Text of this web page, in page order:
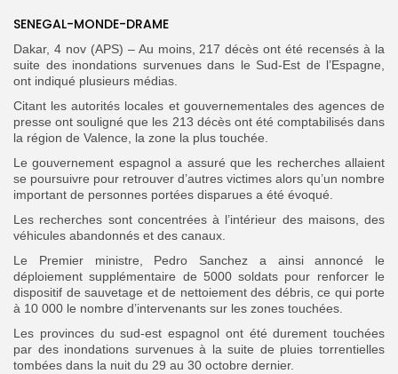
SENEGAL-MONDE-DRAME
Dakar, 4 nov (APS) – Au moins, 217 décès ont été recensés à la
suite des inondations survenues dans le Sud-Est de l’Espagne,
ont indiqué plusieurs médias.
Citant les autorités locales et gouvernementales des agences de
presse ont souligné que les 213 décès ont été comptabilisés dans
la région de Valence, la zone la plus touchée.
Le gouvernement espagnol a assuré que les recherches allaient
se poursuivre pour retrouver d’autres victimes alors qu’un nombre
important de personnes portées disparues a été évoqué.
Les recherches sont concentrées à l’intérieur des maisons, des
véhicules abandonnés et des canaux.
Le Premier ministre, Pedro Sanchez a ainsi annoncé le
déploiement supplémentaire de 5000 soldats pour renforcer le
dispositif de sauvetage et de nettoiement des débris, ce qui porte
à 10 000 le nombre d’intervenants sur les zones touchées.
Les provinces du sud-est espagnol ont été durement touchées
par des inondations survenues à la suite de pluies torrentielles
tombées dans la nuit du 29 au 30 octobre dernier.